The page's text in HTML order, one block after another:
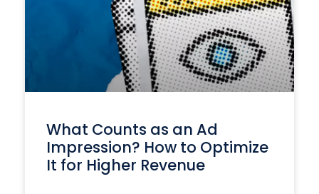
What Counts as an Ad
Impression? How to Optimize
It for Higher Revenue